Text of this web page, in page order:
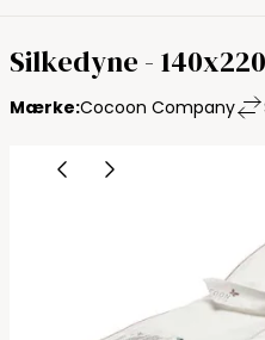
Silkedyne -
Mærke:Cocoon Company